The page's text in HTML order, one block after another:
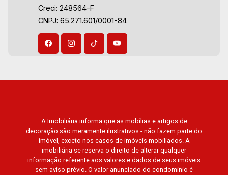
Creci: 248564-F
CNPJ: 65.271.601/0001-84
A Imobiliária informa que as mobílias e artigos de
decoração são meramente ilustrativos - não fazem parte do
imóvel, exceto nos casos de imóveis mobiliados. A
imobiliária se reserva o direito de alterar qualquer
informação referente aos valores e dados de seus imóveis
sem aviso prévio. O valor anunciado do condomínio é